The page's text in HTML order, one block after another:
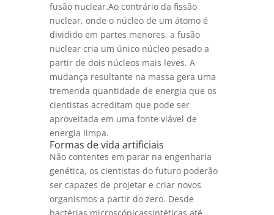
fusão nuclear.Ao contrário da fissão
nuclear, onde o núcleo de um átomo é
dividido em partes menores, a fusão
nuclear cria um único núcleo pesado a
partir de dois núcleos mais leves. A
mudança resultante na massa gera uma
tremenda quantidade de energia que os
cientistas acreditam que pode ser
aproveitada em uma fonte viável de
energia limpa.
Formas de vida artificiais
Não contentes em parar na engenharia
genética, os cientistas do futuro poderão
ser capazes de projetar e criar novos
organismos a partir do zero. Desde